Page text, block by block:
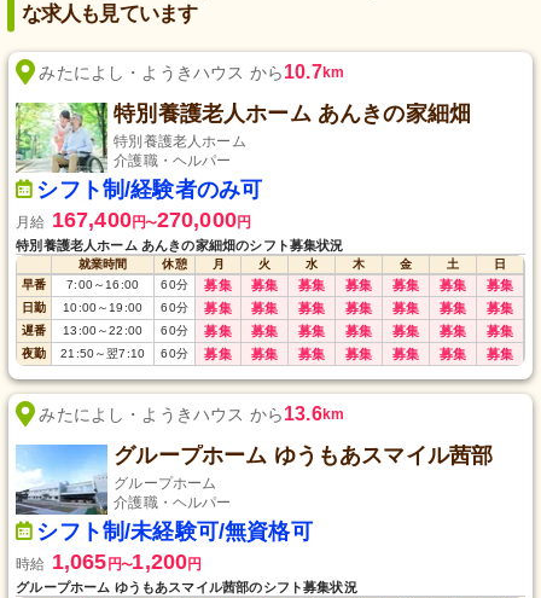
な求人も見ています
みたによし・ようきハウス から10.7km
特別養護老人ホーム あんきの家細畑
特別養護老人ホーム
介護職・ヘルパー
シフト制/経験者のみ可
月給 167,400円〜270,000円
特別養護老人ホーム あんきの家細畑のシフト募集状況
就業時間 休憩 月 火 水 木 金 土
日
早番
7:00～ 16:00 60分 募集 募集 募集 募集 募集 募集 募集
日勤 10:00～ 19:00 60分 募集 募集 募集 募集 募集 募集 募集
遅番 13:00～22:00 60分 募集 募集 募集 募集 募集 募集 募集
夜勤 21:50～翌7:10 60分 募集 募集 募集 募集 募集 募集 募集
みたによし・ようきハウス から13.6km
グループホーム ゆうもあスマイル茜部
グループホーム
介護職・ヘルパー
シフト制/未経験可/無資格可
時給 1,065 円〜1,200円
グループホーム ゆうもあスマイル茜部のシフト募集状況